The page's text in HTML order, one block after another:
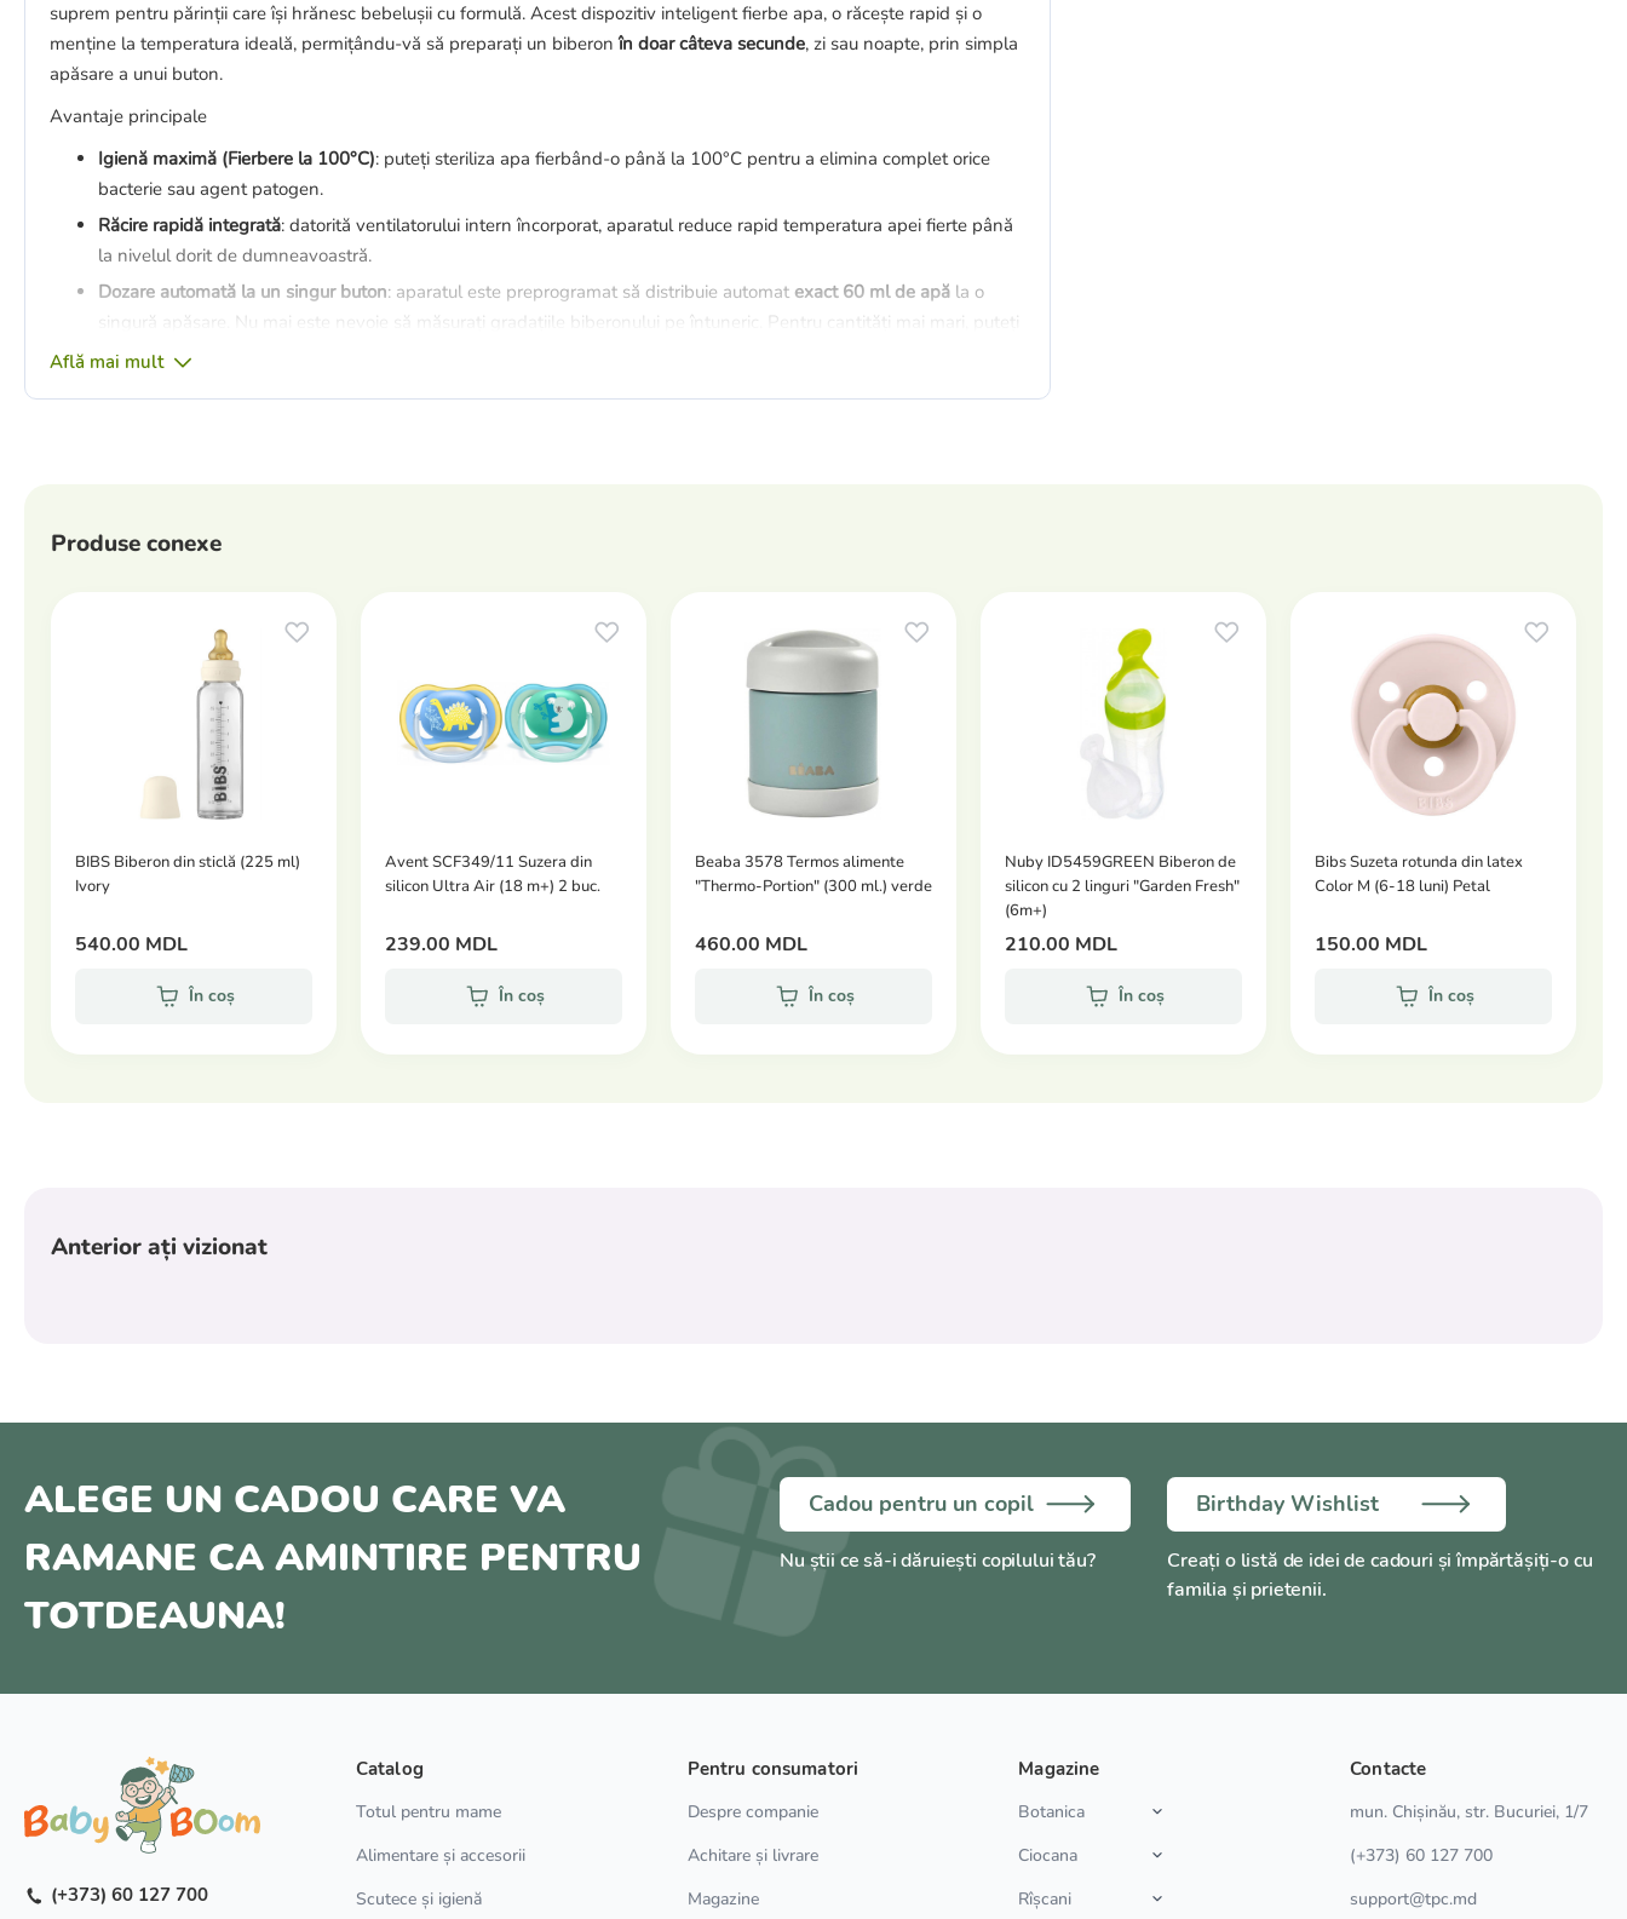
suprem pentru părinții care își hrănesc bebelușii cu formulă. Acest dispozitiv inteligent fierbe apa, o răcește rapid și o
menține la temperatura ideală, permițându-vă să preparați un biberonîn doar câteva secunde, zi sau noapte, prin simpla
apăsare a unui buton.
Avantaje principale
Igienă maximă (Fierbere la 100°C): puteți steriliza apa fierbând-o până la 100°C pentru a elimina complet orice
bacterie sau agent patogen.
Răcire rapidă integrată: datorită ventilatorului intern încorporat, aparatul reduce rapid temperatura apei fierte până
la nivelul dorit de dumneavoastră.
Dozare automată la un singur buton: aparatul este preprogramat să distribuie automat exact 60 ml de apă la o
singură apăsare. Nu mai este nevoie să măsurați gradațiile biberonului pe întuneric. Pentru cantități mai mari, puteți
apăsa succesiv butonul.
nivelul de căldură dorit (între 22°C și 85°C).
Funcție de autocurățare CLEAN
: aparatul este extrem de ușor de întreținut datorită funcției speciale „CLEAN” care
curăță circuitele interne cu efort minim.
Materiale de calitate
: rezervorul interior este fabricat din oțel inoxidabil durabil (inox), garantând un mediu curat și
sigur pentru apa bebelușului.
Specificații tehnice
Capacitate maximă
Timp de încălzire : doar 36 de secunde pentru a aduce 300 ml de apă la 37°C.
Putere
* Aceste produse sunt în cantitate limitată!
Află mai mult
Produse conexe
BIBS Biberon din sticlă (225 ml)
Ivory
540.00 MDL
În coș
Avent SCF349/11 Suzera din
silicon Ultra Air (18 m+) 2 buc.
239.00 MDL
În coș
Beaba 3578 Termos alimente
"Thermo-Portion" (300 ml.) verde
460.00 MDL
În coș
Nuby ID5459GREEN Biberon de
silicon cu 2 linguri "Garden Fresh"
(6m+)
210.00 MDL
În coș
Bibs Suzeta rotunda din latex
Color M (6-18 luni) Petal
150.00 MDL
În coș
Anterior ați vizionat
ALEGE UN CADOU CARE VA
RAMANE CA AMINTIRE PENTRU
TOTDEAUNA!
Cadou pentru un copil
Nu știi ce să-i dăruiești copilului tău?
Birthday Wishlist
Creați o listă de idei de cadouri și împărtășiți-o cu
familia și prietenii.
(+373) 60 127 700
Catalog
Totul pentru mame
Alimentare și accesorii
Scutece și igienă
Pentru consumatori
Despre companie
Achitare și livrare
Magazine
Magazine
Botanica
Ciocana
Rîșcani
Contacte
mun. Chișinău, str. Bucuriei, 1/7
(+373) 60 127 700
support@tpc.md